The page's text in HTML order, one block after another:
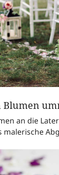
Blumen
an die
malerische